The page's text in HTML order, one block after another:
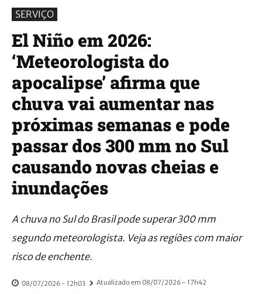
SERVIÇO
El Niño em 2026:
‘Meteorologista do
apocalipse’ afirma que
chuva vai aumentar nas
próximas semanas e pode
passar dos 300 mm no Sul
causando novas cheias e
inundações
A chuva no Sul do Brasil pode superar 300 mm
segundo meteorologista. Veja as regiões com maior
risco de enchente.
08/07/2026 - 12h03 Atualizado em 08/07/2026 - 17h42